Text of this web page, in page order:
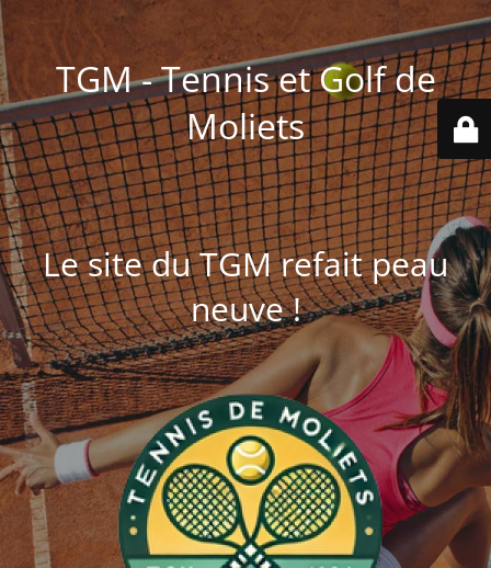
TGM - Tennis et Golf de
Moliets
Le site du TGM refait peau
neuve !